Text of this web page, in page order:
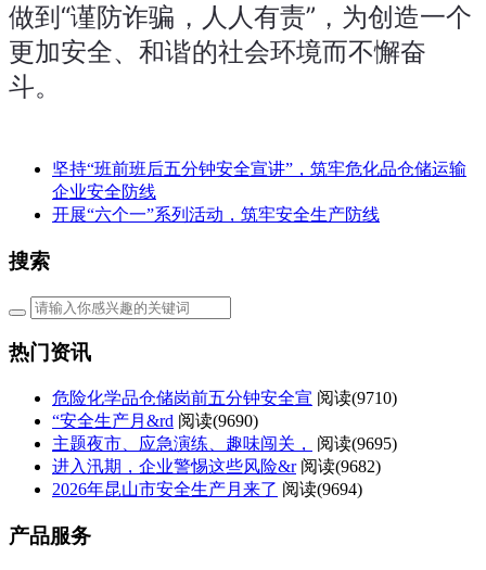
做到“谨防诈骗，人人有责”，为创造一个
更加安全、和谐的社会环境而不懈奋
斗。
坚持“班前班后五分钟安全宣讲”，筑牢危化品仓储运输
企业安全防线
开展“六个一”系列活动，筑牢安全生产防线
搜索
热门资讯
危险化学品仓储岗前五分钟安全宣 阅读(9710)
“安全生产月&rd 阅读(9690)
主题夜市、应急演练、趣味闯关，
阅读(9695)
进入汛期，企业警惕这些风险&r 阅读(9682)
2026年昆山市安全生产月来了 阅读(9694)
产品服务